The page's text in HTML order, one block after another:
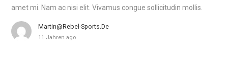
amet mi. Nam ac nisi elit. Vivamus congue sollicitudin mollis.
Martin@rebel-Sports.de
11 Jahren ago